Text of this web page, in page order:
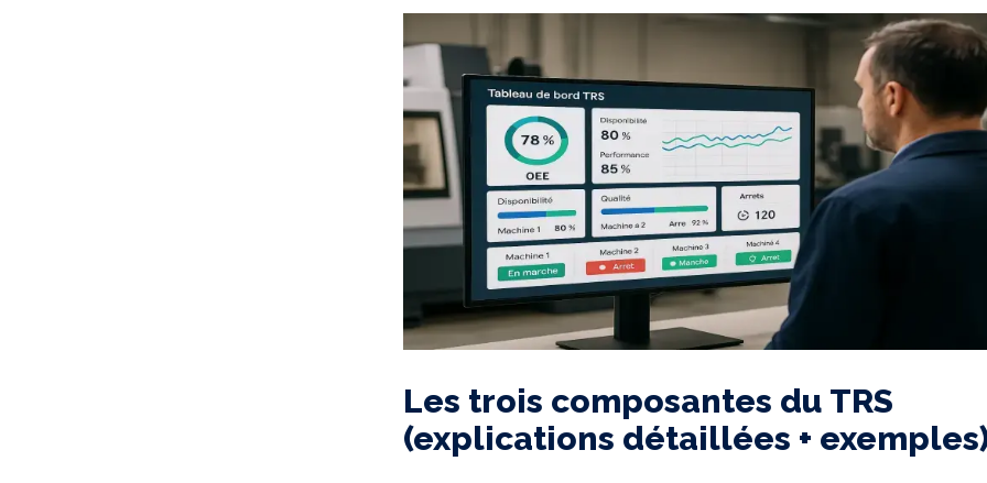
Les trois composantes du TRS
(explications détaillées +